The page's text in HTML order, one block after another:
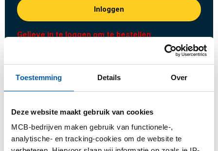
Toestemming Details Over
Deze website maakt gebruik van cookies
MCB-bedrijven maken gebruik van functionele-,
analytische- en tracking-cookies om de website te
Inloggen
Gelieve in te loggen om te bestellen
Bestel met uw eigen artikelnummers
Calculeren met actuele MCB-prijzen
Volg uw order via Track&Trace